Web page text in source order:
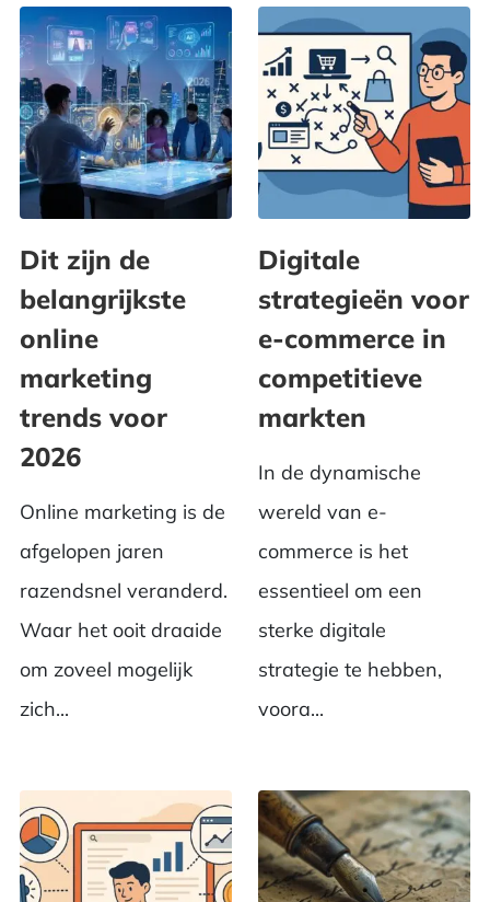
Dit zijn de
belangrijkste
online
marketing
trends voor
2026
Online marketing is de
afgelopen jaren
razendsnel veranderd.
Waar het ooit draaide
om zoveel mogelijk
zich...
Digitale
strategieën voor
e-commerce in
competitieve
markten
In de dynamische
wereld van e-
commerce is het
essentieel om een
sterke digitale
strategie te hebben,
voora...